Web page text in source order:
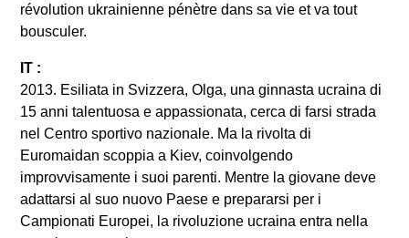
révolution ukrainienne pénètre dans sa vie et va tout
bousculer.
IT :
2013. Esiliata in Svizzera, Olga, una ginnasta ucraina di
15 anni talentuosa e appassionata, cerca di farsi strada
nel Centro sportivo nazionale. Ma la rivolta di
Euromaidan scoppia a Kiev, coinvolgendo
improvvisamente i suoi parenti. Mentre la giovane deve
adattarsi al suo nuovo Paese e prepararsi per i
Campionati Europei, la rivoluzione ucraina entra nella